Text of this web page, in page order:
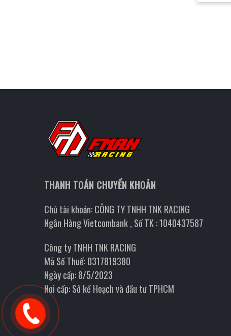
THANH TOÁN CHUYỂN KHOẢN
Chủ tài khoản: CÔNG TY TNHH TNK RACING
Ngân Hàng Vietcombank , Số TK : 1040437587
Công ty TNHH TNK RACING
Mã Số Thuế: 0317819380
Ngày cấp: 8/5/2023
Nơi cấp: Sở kế Hoạch và đầu tư TPHCM